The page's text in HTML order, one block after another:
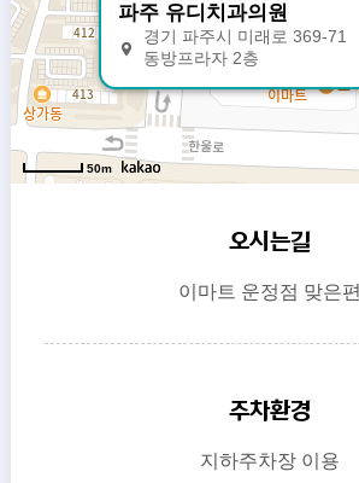
파주 유디치과의원
경기 파주시 미래로 369-71
동방프라자 2층
50m
오시는길
이마트 운정점 맞은편
주차환경
지하주차장 이용